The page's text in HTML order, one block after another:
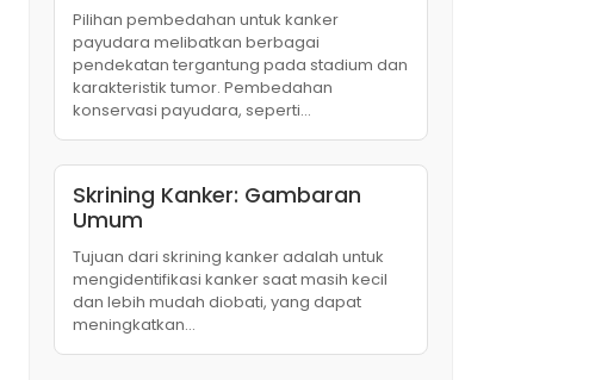
Pilihan pembedahan untuk kanker
payudara melibatkan berbagai
pendekatan tergantung pada stadium dan
karakteristik tumor. Pembedahan
konservasi payudara, seperti…
Skrining Kanker: Gambaran
Umum
Tujuan dari skrining kanker adalah untuk
mengidentifikasi kanker saat masih kecil
dan lebih mudah diobati, yang dapat
meningkatkan…